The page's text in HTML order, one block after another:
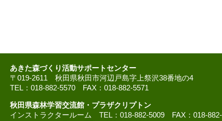
あきた森づくり活動サポートセンター
〒019-2611 秋田県秋田市河辺戸島字上祭沢38番地の4
TEL：018-882-5570 FAX：018-882-5571
秋田県森林学習交流館・プラザクリプトン
インストラクタールーム TEL：018-882-5009 FAX：018-